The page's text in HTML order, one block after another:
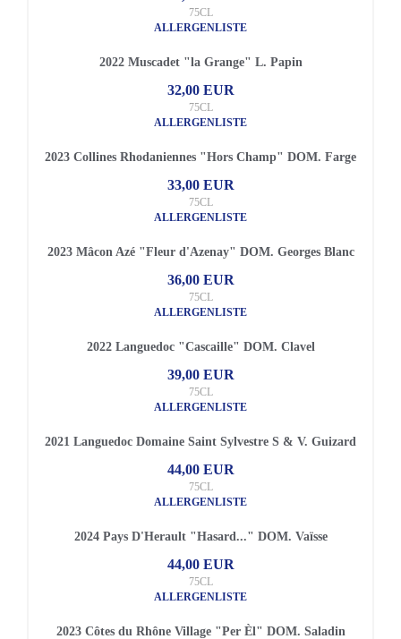
75CL
ALLERGENLISTE
2022 Muscadet "la Grange" L. Papin
32,00 EUR
75CL
ALLERGENLISTE
2023 Collines Rhodaniennes "Hors Champ" DOM. Farge
33,00 EUR
75CL
ALLERGENLISTE
2023 Mâcon Azé "Fleur d'Azenay" DOM. Georges Blanc
36,00 EUR
75CL
ALLERGENLISTE
2022 Languedoc "Cascaille" DOM. Clavel
39,00 EUR
75CL
ALLERGENLISTE
2021 Languedoc Domaine Saint Sylvestre S & V. Guizard
44,00 EUR
75CL
ALLERGENLISTE
2024 Pays D'Herault "Hasard..." DOM. Vaïsse
44,00 EUR
75CL
ALLERGENLISTE
2023 Côtes du Rhône Village "Per Èl" DOM. Saladin